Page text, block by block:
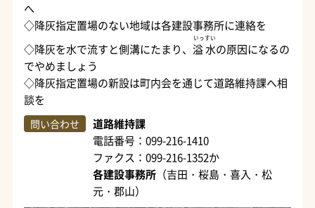
へ
◇降灰指定置場のない地域は各建設事務所に連絡を
◇降灰を水で流すと側溝にたまり、溢 水
いっすい
の原因になるの
でやめましょう
◇降灰指定置場の新設は町内会を通じて道路維持課へ相
談を
問い合わせ
道路維持課
電話番号：099-216-1410
ファクス：099-216-1352か
各建設事務所 （吉田・桜島・喜入・松
元・郡山）